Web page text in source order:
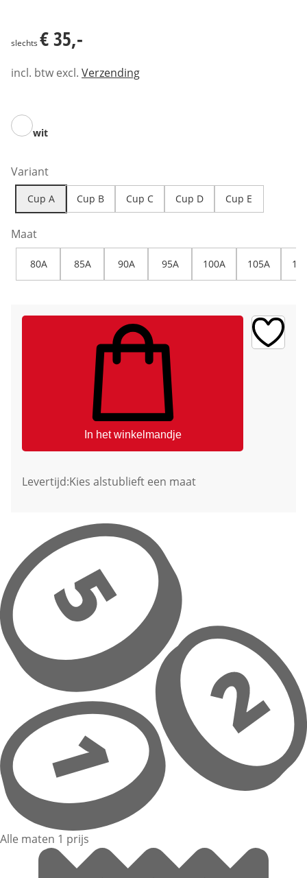
slechts € 35,-
incl. btw excl. Verzending
wit
Variant
Cup A Cup B Cup C Cup D Cup E
Maat
80A 85A 90A 95A 100A 105A
In het winkelmandje
Levertijd:Kies alstublieft een maat
Alle maten 1 prijs